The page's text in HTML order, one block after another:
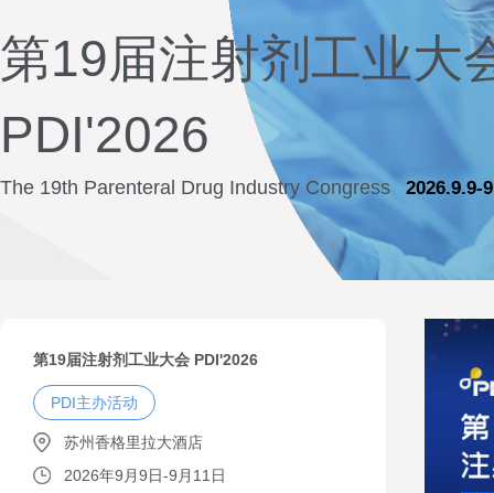
第19届注射剂工业大
PDI'2026
The 19th Parenteral Drug Industry Congress 2026.9.9-
第19届注射剂工业大会 PDI'2026
PDI主办活动
苏州香格里拉大酒店
2026年9月9日-9月11日